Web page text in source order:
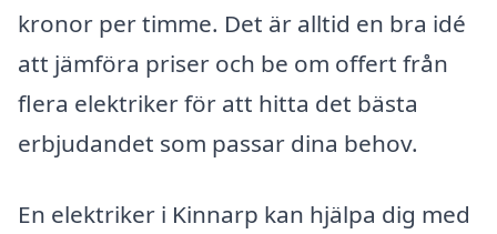
kronor per timme. Det är alltid en bra idé
att jämföra priser och be om offert från
flera elektriker för att hitta det bästa
erbjudandet som passar dina behov.
En elektriker i Kinnarp kan hjälpa dig med